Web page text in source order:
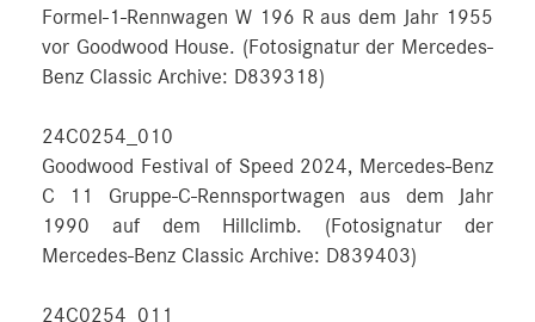
Formel-1-Rennwagen W 196 R aus dem Jahr 1955
vor Goodwood House. (Fotosignatur der Mercedes-
Benz Classic Archive: D839318)
24C0254_010
Goodwood Festival of Speed 2024, Mercedes-Benz
C 11 Gruppe-C-Rennsportwagen aus dem Jahr
1990 auf dem Hillclimb. (Fotosignatur der
Mercedes-Benz Classic Archive: D839403)
24C0254_011